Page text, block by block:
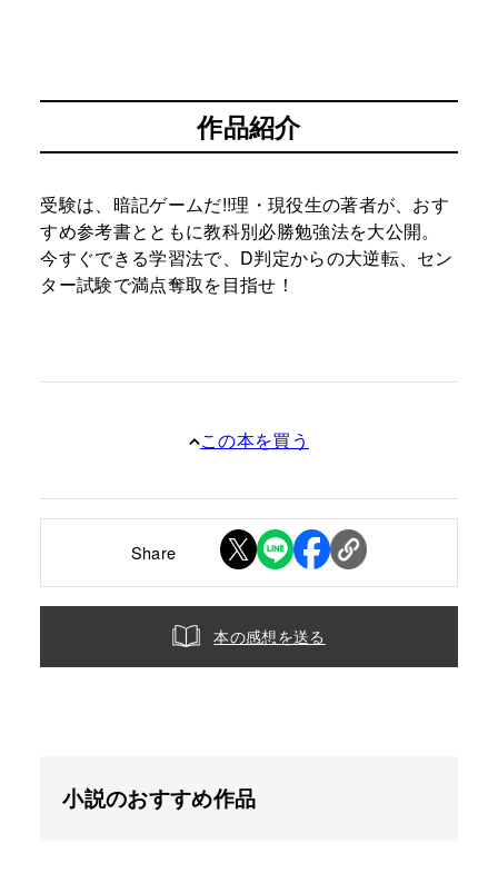
作品紹介
受験は、暗記ゲームだ!!理・現役生の著者が、おす
すめ参考書とともに教科別必勝勉強法を大公開。
今すぐできる学習法で、D判定からの大逆転、セン
ター試験で満点奪取を目指せ！
この本を買う
Share
本の感想を送る
小説のおすすめ作品